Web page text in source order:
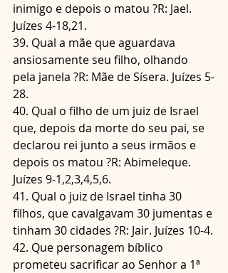
inimigo e depois o matou ?R: Jael.
Juízes 4-18,21.
39. Qual a mãe que aguardava
ansiosamente seu filho, olhando
pela janela ?R: Mãe de Sísera. Juízes 5-
28.
40. Qual o filho de um juiz de Israel
que, depois da morte do seu pai, se
declarou rei junto a seus irmãos e
depois os matou ?R: Abimeleque.
Juízes 9-1,2,3,4,5,6.
41. Qual o juiz de Israel tinha 30
filhos, que cavalgavam 30 jumentas e
tinham 30 cidades ?R: Jair. Juízes 10-4.
42. Que personagem bíblico
prometeu sacrificar ao Senhor a 1ª